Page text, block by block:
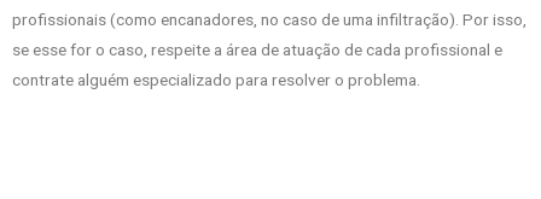
profissionais (como encanadores, no caso de uma infiltração). Por isso,
se esse for o caso, respeite a área de atuação de cada profissional e
contrate alguém especializado para resolver o problema.